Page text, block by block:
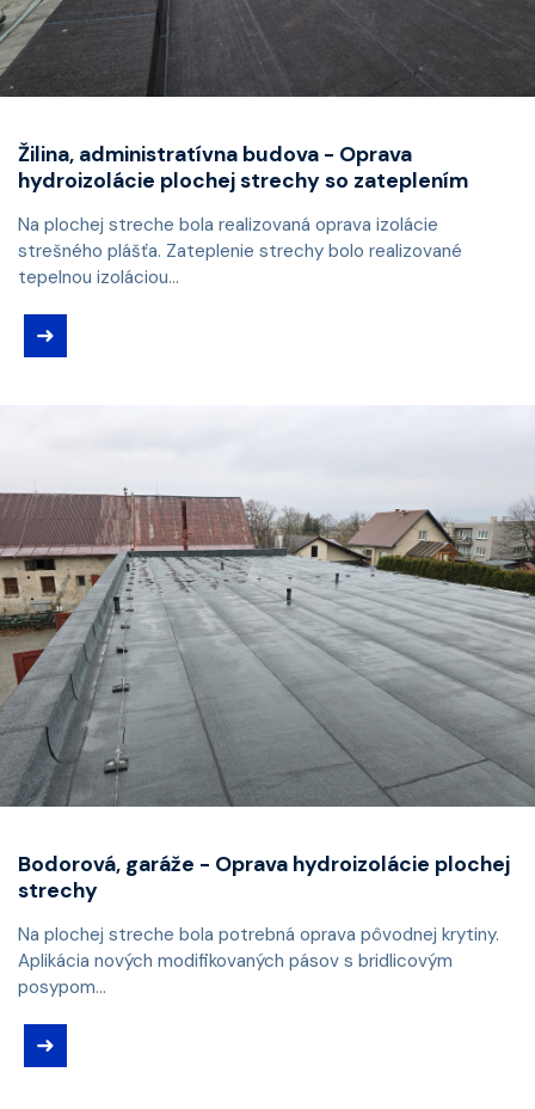
Žilina, administratívna budova - Oprava
hydroizolácie plochej strechy so zateplením
Na plochej streche bola realizovaná oprava izolácie
strešného plášťa. Zateplenie strechy bolo realizované
tepelnou izoláciou...
➜
Bodorová, garáže - Oprava hydroizolácie plochej
strechy
Na plochej streche bola potrebná oprava pôvodnej krytiny.
Aplikácia nových modifikovaných pásov s bridlicovým
posypom...
➜